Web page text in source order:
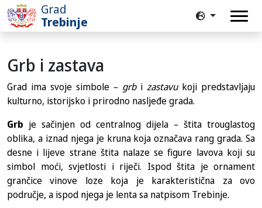
Grad
Trebinje
Grb i zastava
Grad ima svoje simbole – grbi zastavukoji predstavljaju
kulturno, istorijsko i prirodno nasljeđe grada.
Grb je sačinjen od centralnog dijela – štita trouglastog
oblika, a iznad njega je kruna koja označava rang grada. Sa
desne i lijeve strane štita nalaze se figure lavova koji su
simbol moći, svjetlosti i riječi. Ispod štita je ornament
grančice vinove loze koja je karakteristična za ovo
područje, a ispod njega je lenta sa natpisom Trebinje.